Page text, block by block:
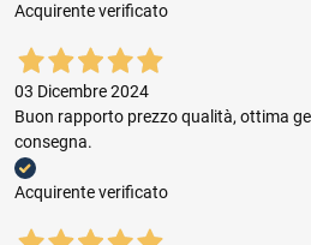
Acquirente verificato
03 Dicembre 2024
Buon rapporto prezzo qualità, ottima
consegna.
Acquirente verificato